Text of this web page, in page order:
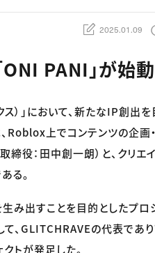
2025.01.09
PANI」が始動
）」において、新たなIP創出
Roblox上でコンテンツの企画
役：田中創一朗）と、クリエ
る。
み出すことを目的としたプロ
GLITCHRAVEの代表であり
トが発足した。